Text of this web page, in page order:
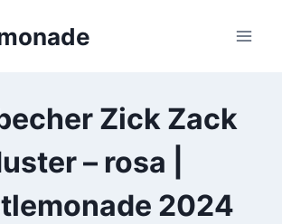
Zick Zack
– rosa |
2024